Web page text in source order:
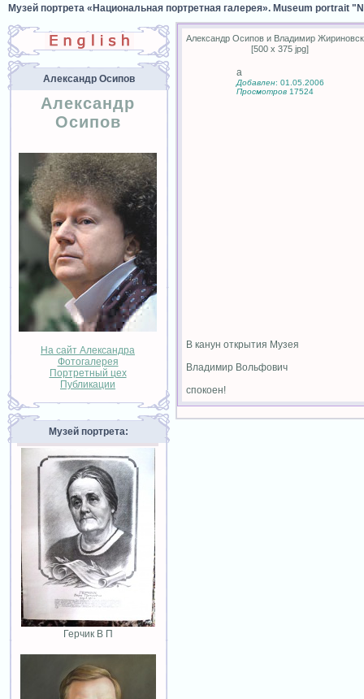
Музей портрета «Национальная портретная галерея». Museum portrait
Александр Осипов
Александр
Осипов
На сайт Александра
Фотогалерея
Портретный цех
Публикации
Музей портрета:
Герчик В П
Александр Осипов и Владимир
[500 x 375 jpg]
а
Добавлен: 01.05.2006
Просмотров17524
В канун открытия Музея
Владимир Вольфович
спокоен!